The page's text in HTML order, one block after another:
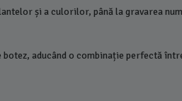
și a culorilor, până la gravarea
aducând o combinație perfectă